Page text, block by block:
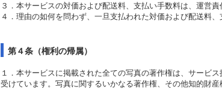
３．本サービスの対価および配送料、支払い手数料は、運営
４．理由の如何を問わず、一旦支払われた対価および配送料
第４条（権利の帰属）
１．本サービスに掲載された全ての写真の著作権は、サービ
受けています。写真に関するいかなる著作権、その他知的財